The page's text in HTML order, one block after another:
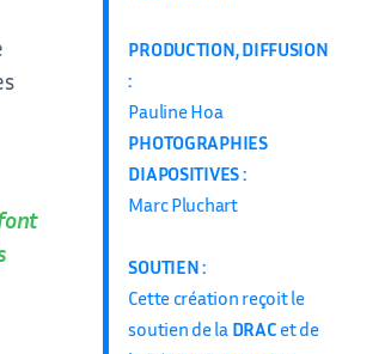
PRODUCTION, DIFFUSION
:
Pauline Hoa
PHOTOGRAPHIES
DIAPOSITIVES :
Marc Pluchart
SOUTIEN :
Cette création reçoit le
soutien de la DRAC et de